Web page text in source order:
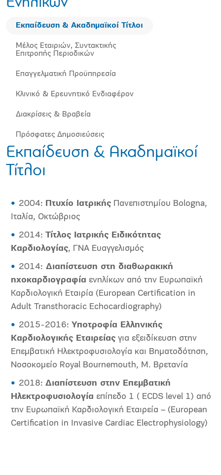
Εκπαίδευση & Ακαδημαϊκοί Τίτλοι
Μέλος Εταιριών, Συντακτικής
Επιτροπής Περιοδικών
Επαγγελματική Προϋπηρεσία
Κλινικό & Ερευνητικό Ενδιαφέρον
Διακρίσεις & Βραβεία
Πρόσφατες Δημοσιεύσεις
Εκπαίδευση & Ακαδημαϊκοί
Τίτλοι
2004: Πτυχίο Ιατρικής Πανεπιστημίου Bologna,
Ιταλία, Οκτώβριος
2014: Τίτλος Ιατρικής Ειδικότητας
Καρδιολογίας, ΓΝΑ Ευαγγελισμός
2014: Διαπίστευση στη διαθωρακική
ηχοκαρδιογραφία ενηλίκων από την Ευρωπαϊκή
Καρδιολογική Εταιρία (European Certification in
Adult Transthoracic Echocardiography)
2015-2016: Υποτροφία Ελληνικής
Καρδιολογικής Εταιρείας για εξειδίκευση στην
Επεμβατική Ηλεκτροφυσιολογία και Βηματοδότηση,
Νοσοκομείο Royal Bournemouth, Μ. Βρετανία
2018: Διαπίστευση στην Επεμβατική
Ηλεκτροφυσιολογία επίπεδο 1 ( ECDS level 1) από
την Ευρωπαϊκή Καρδιολογική Εταιρεία – (European
Certification in Invasive Cardiac Electrophysiology)